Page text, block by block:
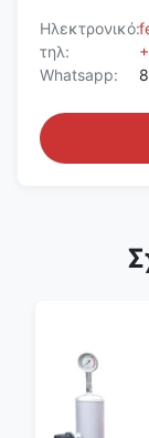
Ηλεκτρονικό:
τηλ:
Whatsapp: